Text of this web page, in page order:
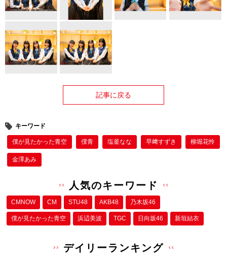
記事に戻る
キーワード
僕が⾒たかった⻘空 僕⻘ 塩釜なな 早﨑すずき 柳堀花怜
金澤あみ
人気のキーワード
CMNOW CM STU48 AKB48 乃木坂46
僕が⾒たかった⻘空 浜辺美波 TGC 日向坂46 新垣結衣
デイリーランキング